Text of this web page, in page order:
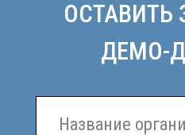
Политикой конфиденциальности
ОТПРАВИТЬ